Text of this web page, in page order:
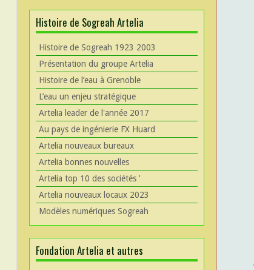
Histoire de Sogreah Artelia
Histoire de Sogreah 1923 2003
Présentation du groupe Artelia
Histoire de l’eau à Grenoble
L’eau un enjeu stratégique
Artelia leader de l'année 2017
Au pays de ingénierie FX Huard
Artelia nouveaux bureaux
Artelia bonnes nouvelles
Artelia top 10 des sociétés ’
Artelia nouveaux locaux 2023
Modèles numériques Sogreah
Fondation Artelia et autres